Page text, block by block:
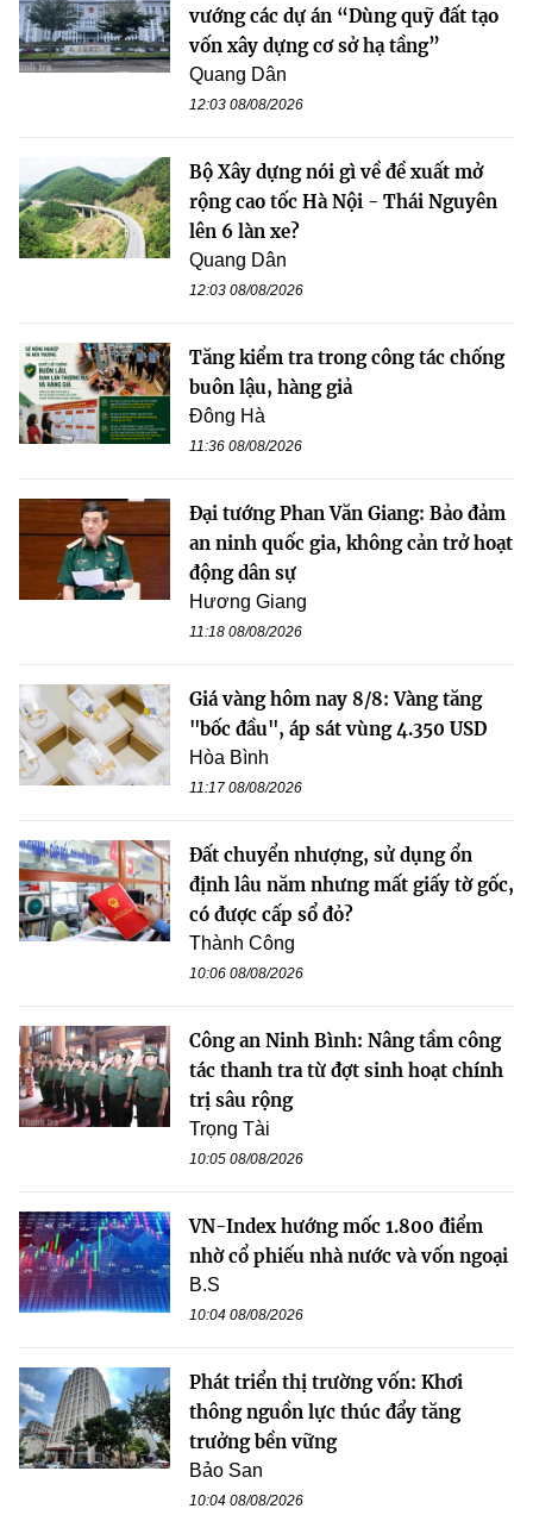
vướng các dự án “Dùng quỹ đất tạo
vốn xây dựng cơ sở hạ tầng”
Quang Dân
12:03 08/08/2026
Bộ Xây dựng nói gì về đề xuất mở
rộng cao tốc Hà Nội - Thái Nguyên
lên 6 làn xe?
Quang Dân
12:03 08/08/2026
Tăng kiểm tra trong công tác chống
buôn lậu, hàng giả
Đông Hà
11:36 08/08/2026
Đại tướng Phan Văn Giang: Bảo đảm
an ninh quốc gia, không cản trở hoạt
động dân sự
Hương Giang
11:18 08/08/2026
Giá vàng hôm nay 8/8: Vàng tăng
"bốc đầu", áp sát vùng 4.350 USD
Hòa Bình
11:17 08/08/2026
Đất chuyển nhượng, sử dụng ổn
định lâu năm nhưng mất giấy tờ gốc,
có được cấp sổ đỏ?
Thành Công
10:06 08/08/2026
Công an Ninh Bình: Nâng tầm công
tác thanh tra từ đợt sinh hoạt chính
trị sâu rộng
Trọng Tài
10:05 08/08/2026
VN-Index hướng mốc 1.800 điểm
nhờ cổ phiếu nhà nước và vốn ngoại
B.S
10:04 08/08/2026
Phát triển thị trường vốn: Khơi
thông nguồn lực thúc đẩy tăng
trưởng bền vững
Bảo San
10:04 08/08/2026